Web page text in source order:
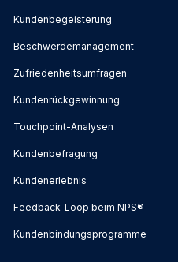
Kundenbegeisterung
Beschwerdemanagement
Zufriedenheitsumfragen
Kundenrückgewinnung
Touchpoint-Analysen
Kundenbefragung
Kundenerlebnis
Feedback-Loop beim NPS®
Kundenbindungsprogramme